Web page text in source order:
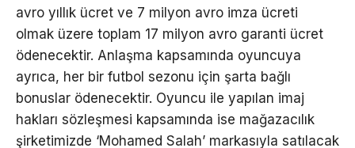
avro yıllık ücret ve 7 milyon avro imza ücreti
olmak üzere toplam 17 milyon avro garanti ücret
ödenecektir. Anlaşma kapsamında oyuncuya
ayrıca, her bir futbol sezonu için şarta bağlı
bonuslar ödenecektir. Oyuncu ile yapılan imaj
hakları sözleşmesi kapsamında ise mağazacılık
şirketimizde ‘Mohamed Salah’ markasıyla satılacak